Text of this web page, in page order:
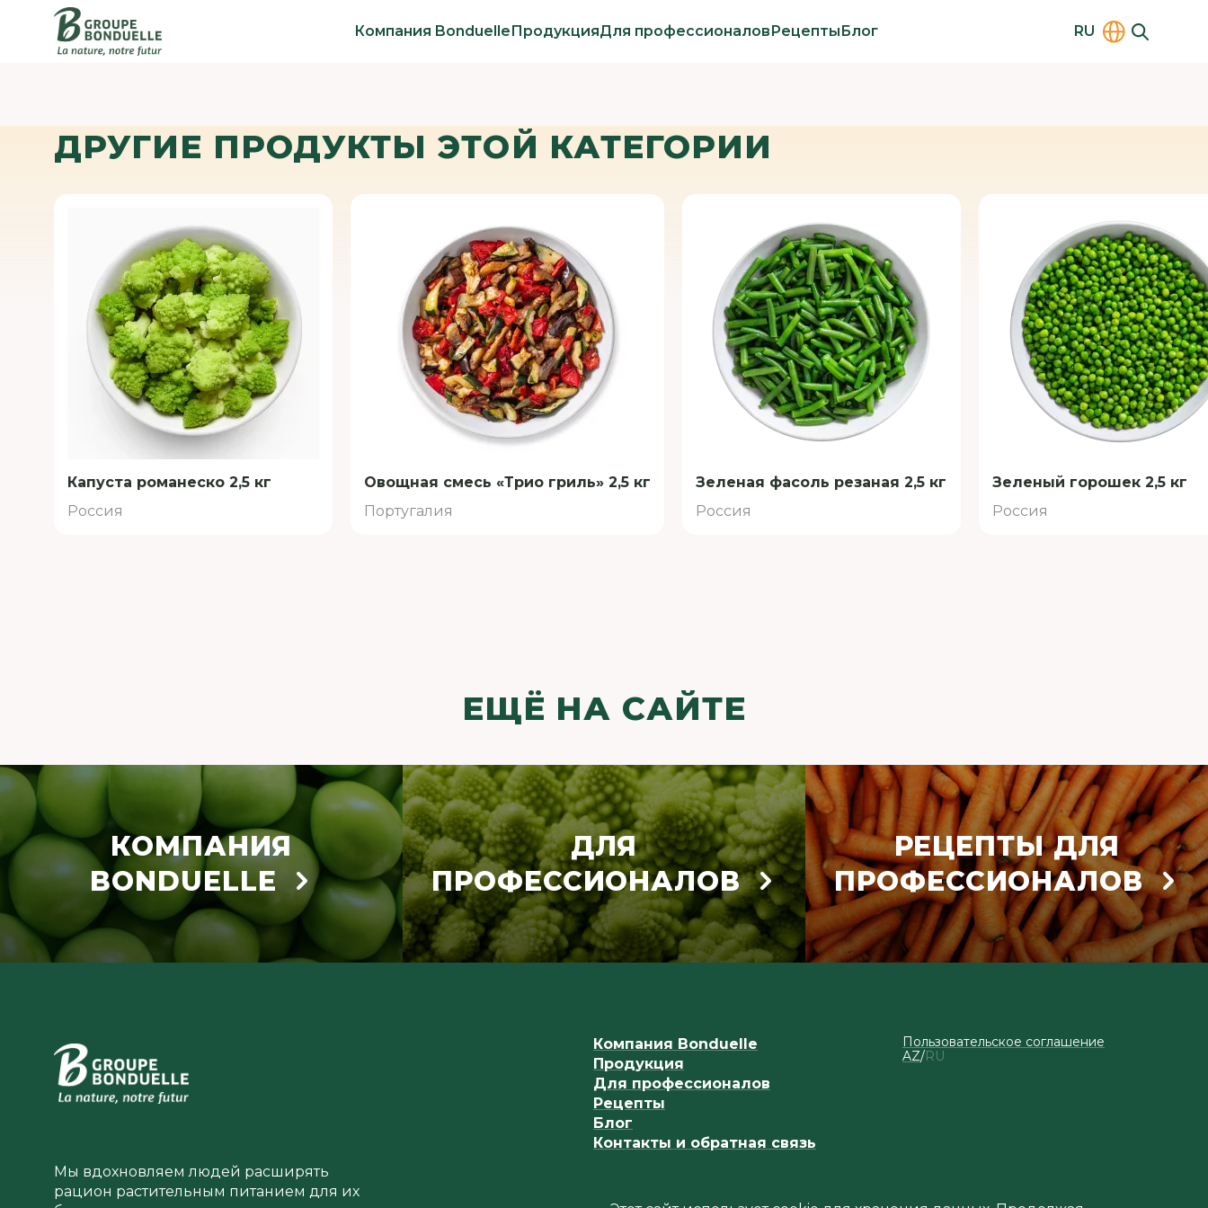
Компания BonduelleПродукцияДля профессионаловРецептыБлог RU
ДРУГИЕ ПРОДУКТЫ ЭТОЙ КАТЕГОРИИ
Капуста романеско 2,5 кг
Россия
Овощная смесь «Трио гриль» 2,5 кг
Португалия
Зеленая фасоль резаная 2,5 кг
Россия
Зеленый горошек 2,5 кг
Россия
ЕЩЁ НА САЙТЕ
КОМПАНИЯ
BONDUELLE
ДЛЯ
ПРОФЕССИОНАЛОВ
РЕЦЕПТЫ ДЛЯ
ПРОФЕССИОНАЛОВ
Мы вдохновляем людей расширять
рацион растительным питанием для их
Компания Bonduelle
Продукция
Для профессионалов
Рецепты
Блог
Контакты и обратная связь
Пользовательское соглашение
AZ RU